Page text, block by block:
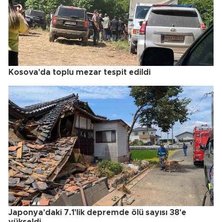
Kosova'da toplu mezar tespit edildi
Japonya'daki 7.1'lik depremde ölü sayısı 38'e